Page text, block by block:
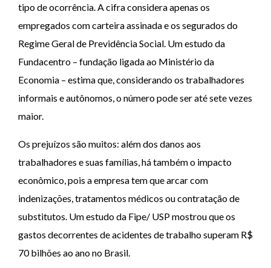
tipo de ocorrência. A cifra considera apenas os
empregados com carteira assinada e os segurados do
Regime Geral de Previdência Social. Um estudo da
Fundacentro – fundação ligada ao Ministério da
Economia – estima que, considerando os trabalhadores
informais e autônomos, o número pode ser até sete vezes
maior.
Os prejuízos são muitos: além dos danos aos
trabalhadores e suas famílias, há também o impacto
econômico, pois a empresa tem que arcar com
indenizações, tratamentos médicos ou contratação de
substitutos. Um estudo da Fipe/ USP mostrou que os
gastos decorrentes de acidentes de trabalho superam R$
70 bilhões ao ano no Brasil.